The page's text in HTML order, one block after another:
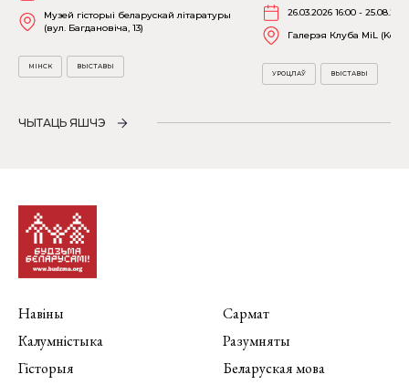
Музей гісторыі беларускай літаратуры
(вул. Багдановіча, 13)
МІНСК ВЫСТАВЫ
26.03.2026 16:00 -
Галерэя Клуба MiL
УРОЦЛАЎ ВЫСТАВЫ
ЧЫТАЦЬ ЯШЧЭ
Навіны
Калумністыка
Гісторыя
Сармат
Разумняты
Беларуская мова